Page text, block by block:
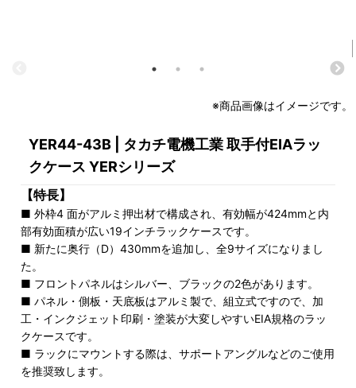
※商品画像はイメージです。
YER44-43B | タカチ電機工業 取手付EIAラッ
クケース YERシリーズ
【特長】
■ 外枠4 面がアルミ押出材で構成され、有効幅が424mmと内
部有効面積が広い19インチラックケースです。
■ 新たに奥行（D）430mmを追加し、全9サイズになりまし
た。
■ フロントパネルはシルバー、ブラックの2色があります。
■ パネル・側板・天底板はアルミ製で、組立式ですので、加
工・インクジェット印刷・塗装が大変しやすいEIA規格のラッ
クケースです。
■ ラックにマウントする際は、サポートアングルなどのご使用
を推奨致します。